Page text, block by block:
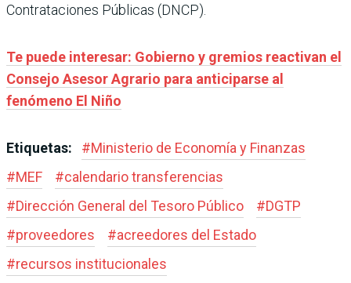
Contrataciones Públicas (DNCP).
Te puede interesar: Gobierno y gremios reactivan el
Consejo Asesor Agrario para anticiparse al
fenómeno El Niño
Etiquetas: #Ministerio de Economía y Finanzas
#MEF #calendario transferencias
#Dirección General del Tesoro Público #DGTP
#proveedores #acreedores del Estado
#recursos institucionales